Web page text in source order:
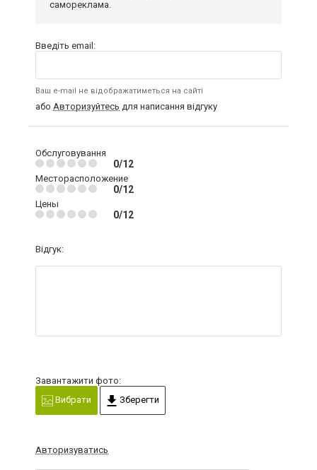
самореклама.
Введіть email:
Ваш e-mail не відображатиметься на сайті
або Авторизуйтесь для написання відгуку
Обслуговування
0/12
Месторасположение
0/12
Цены
0/12
Відгук:
Завантажити фото:
Вибрати
Зберегти
Авторизуватись